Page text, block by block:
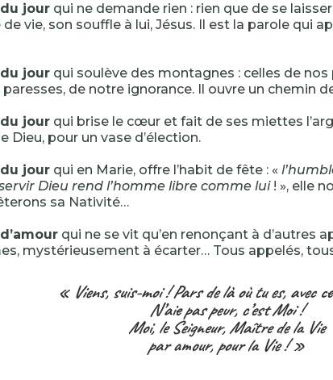
jour qui ne demande rien : rien que de se
vie, son souffle à lui, Jésus. Il est la parole qui
jour qui soulève des montagnes : celles de
paresses, de notre ignorance. Il ouvre un chemin
jour qui brise le cœur et fait de ses miettes
Dieu, pour un vase d’élection.
jour qui en Marie, offre l’habit de fête : «
Dieu rend l’homme libre comme lui! », elle
sa Nativité…
qui ne se vit qu’en renonçant à d’autres
mystérieusement à écarter… Tous appelés,
« Viens, suis-moi ! Pars de là où tu es, avec
N’aie pas peur, c’est Moi !
Moi, le Seigneur, Maître de la Vie
par amour, pour la Vie ! »